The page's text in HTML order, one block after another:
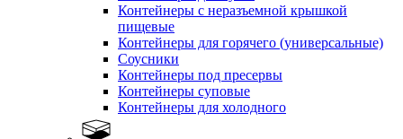
Контейнеры с неразъемной крышкой
пищевые
Контейнеры для горячего (универсальные)
Соусники
Контейнеры под пресервы
Контейнеры суповые
Контейнеры для холодного